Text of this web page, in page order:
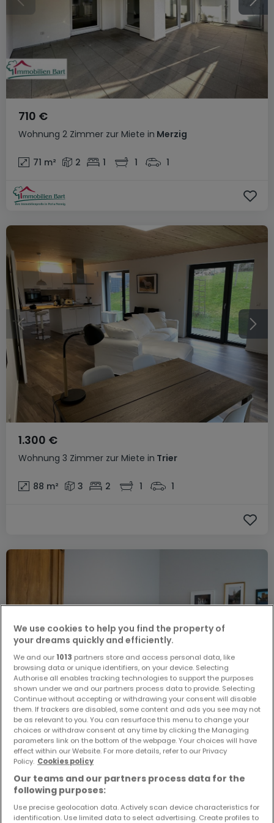
Wohnung 2 Zimmer zur Miete in Merzig
710 €
71 m² 2 1 1 1
Wohnung 3 Zimmer zur Miete in Trier
1.300 €
88 m² 3 2 1 1
1-Zimmer-Apartment 1 Zimmer zur Miete inTrier
990 €
25 m² 1 1 1
We use cookies to help you find the property of
your dreams quickly and efficiently.
We and our 1013 partners store and access personal data, like
browsing data or unique identifiers, on your device. Selecting
Authorise all enables tracking technologies to support the purposes
shown under we and our partners process data to provide. Selecting
Continue without accepting or withdrawing your consent will disable
them. If trackers are disabled, some content and ads you see may not
be as relevant to you. You can resurface this menu to change your
choices or withdraw consent at any time by clicking the Managing
parameters link on the bottom of the webpage. Your choices will have
effect within our Website. For more details, refer to our Privacy
Policy. Cookies policy
Our teams and our partners process data for the
following purposes:
Use precise geolocation data. Actively scan device characteristics for
identification. Use limited data to select advertising. Create profiles to